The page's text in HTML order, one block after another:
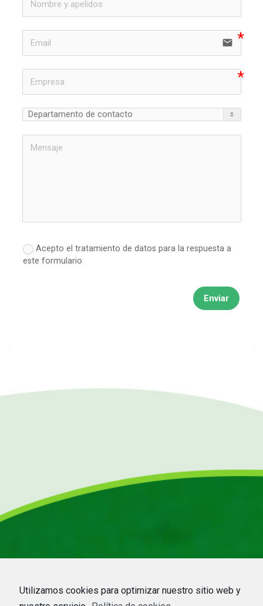
Utilizamos cookies para optimizar nuestro sitio web y
email
Acepto el tratamiento de datos para la respuesta a
este formulario
Enviar